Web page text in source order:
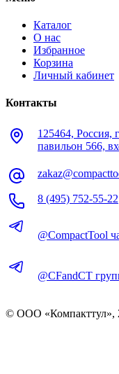
Каталог
О нас
Избранное
Корзина
Личный кабинет
Контакты
125464, Россия,
павильон 566,
8 (495) 752-55-22
@CompactTool
@CFandCT
© OOO «Компакттул»,